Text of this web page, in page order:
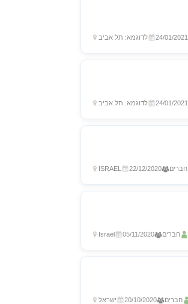
לדוגמא: תל אביב 24/01/2021
לדוגמא: תל אביב 24/01/2021
ISRAEL 22/12/2020 חברים
Israel 05/11/2020 חברים
ישראל 20/10/2020 חברים